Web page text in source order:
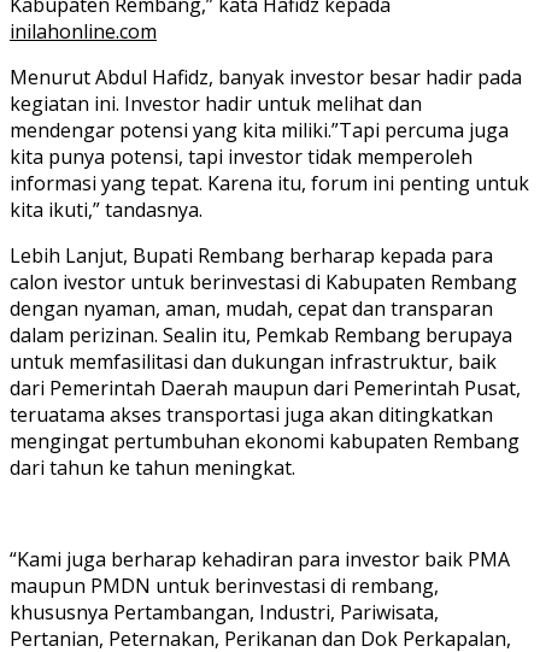
inilahonline.com
Menurut Abdul Hafidz, banyak investor besar hadir pada
kegiatan ini. Investor hadir untuk melihat dan
mendengar potensi yang kita miliki.”Tapi percuma juga
kita punya potensi, tapi investor tidak memperoleh
informasi yang tepat. Karena itu, forum ini penting untuk
kita ikuti,” tandasnya.
Lebih Lanjut, Bupati Rembang berharap kepada para
calon ivestor untuk berinvestasi di Kabupaten Rembang
dengan nyaman, aman, mudah, cepat dan transparan
dalam perizinan. Sealin itu, Pemkab Rembang berupaya
untuk memfasilitasi dan dukungan infrastruktur, baik
dari Pemerintah Daerah maupun dari Pemerintah Pusat,
teruatama akses transportasi juga akan ditingkatkan
mengingat pertumbuhan ekonomi kabupaten Rembang
dari tahun ke tahun meningkat.
“Kami juga berharap kehadiran para investor baik PMA
maupun PMDN untuk berinvestasi di rembang,
khususnya Pertambangan, Industri, Pariwisata,
Pertanian, Peternakan, Perikanan dan Dok Perkapalan,